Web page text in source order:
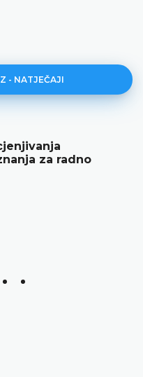
- NATJEČAJI
za radno